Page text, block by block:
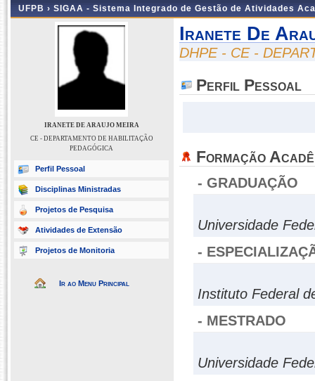
UFPB › SIGAA - Sistema Integrado de Gestão de Atividades
IRANETE DE ARAUJO MEIRA
CE - DEPARTAMENTO DE HABILITAÇÃO
PEDAGÓGICA
Perfil Pessoal
Disciplinas Ministradas
Projetos de Pesquisa
Atividades de Extensão
Projetos de Monitoria
Ir ao Menu Principal
Iranete De
DHPE - CE -
Perfil Pessoal
Formação
- GRADUAÇÃO
Universidade
-
Instituto Federal
- MESTRADO
Universidade